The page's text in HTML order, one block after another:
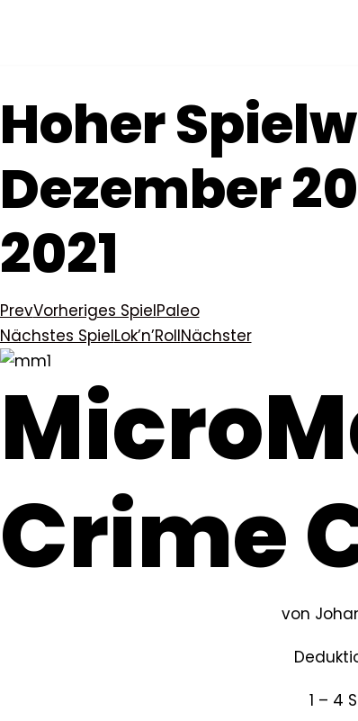
Hoher
Dezember
2021
PrevVorheriges SpielPaleo
Nächstes SpielLok’n’RollNächster
Crime
von
1 – 4